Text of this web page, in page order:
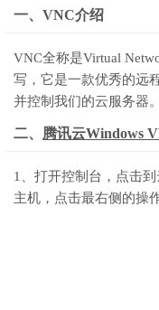
一、VNC介绍
VNC全称是Virtual
写，它是一款优秀的远
并控制我们的云服务器。
二、 腾讯云Windows
1、打开控制台，点击
主机，点击最右侧的操